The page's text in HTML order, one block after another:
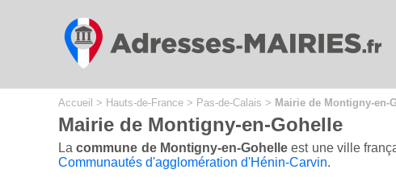
Accueil > Hauts-de-France > Pas-de-Calais > Mairie de Montigny-en-
Mairie de Montigny-en-Gohelle
Lacommune de Montigny-en-Gohelleest une ville
Communautés d'agglomération d'Hénin-Carvin.